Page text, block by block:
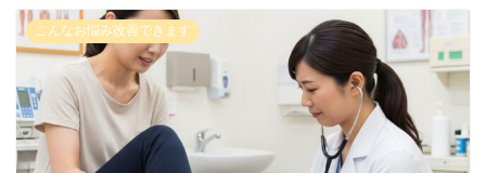
こんなお悩み改善できます